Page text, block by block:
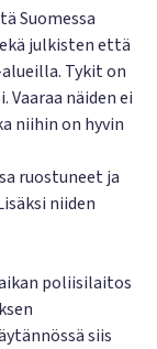
Suomessa
julkisten että
Tykit on
näiden ei
niihin on hyvin
ruostuneet ja
niiden
poliisilaitos
siis